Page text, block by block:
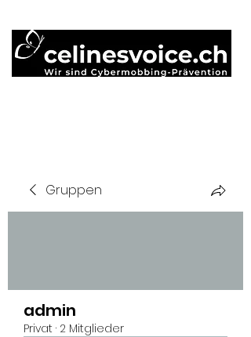
Gruppen
admin
Privat · 2 Mitglieder